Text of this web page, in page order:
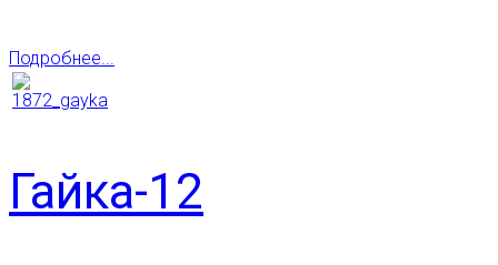
Подробнее...
Гайка-12